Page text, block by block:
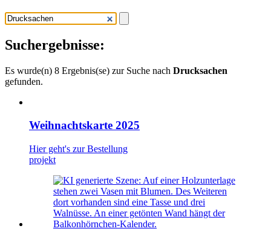
Suchergebnisse:
Es wurde(n) 8 Ergebnis(se) zur Suche nach Drucksachen
gefunden.
Weihnachtskarte 2025
Hier geht's zur Bestellung
projekt